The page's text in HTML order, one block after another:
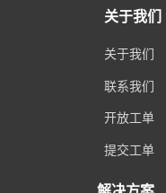
关于我们
关于我们
联系我们
开放工单
提交工单